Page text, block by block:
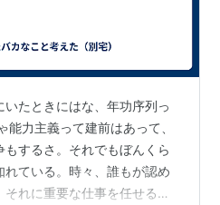
たときにはな、年功序列っ
力主義って建前はあって、
するさ。それでもぼんくら
ている。時々、誰もが認め
れに重要な仕事を任せる。